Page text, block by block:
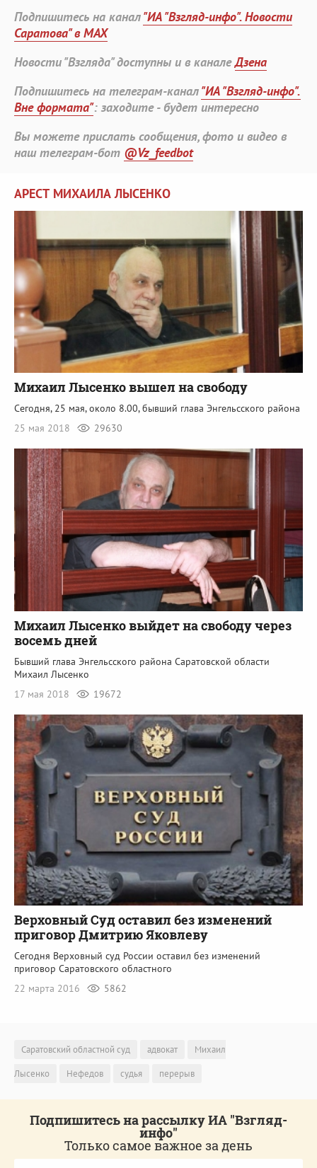
Подпишитесь на канал"ИА "Взгляд-инфо". Новости
Саратова" в MAX
Новости "Взгляда" доступны и в каналеДзена
Подпишитесь на телеграм-канал"ИА "Взгляд-инфо".
Вне формата": заходите - будет интересно
Вы можете прислать сообщения, фото и видео в
наш телеграм-бот @Vz_feedbot
АРЕСТ МИХАИЛА ЛЫСЕНКО
Михаил Лысенко вышел на свободу
Сегодня, 25 мая, около 8.00, бывший глава Энгельсского района
25 мая 2018
29630
Михаил Лысенко выйдет на свободу через
восемь дней
Бывший глава Энгельсского района Саратовской области
Михаил Лысенко
17 мая 2018
19672
Верховный Суд оставил без изменений
приговор Дмитрию Яковлеву
Сегодня Верховный суд России оставил без изменений
приговор Саратовского областного
22 марта 2016
5862
Саратовский областной суд адвокат
Михаил
Лысенко
Нефедов судья перерыв
Подпишитесь на рассылку ИА "Взгляд-
инфо"
Только самое важное за день